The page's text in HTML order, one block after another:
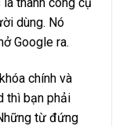
dùng. Nó
Google ra.
chính và
thì bạn phải
từ đứng